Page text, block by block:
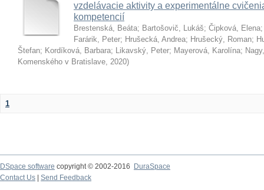
vzdelávacie aktivity a experimentálne
kompetencií
Brestenská, Beáta; Bartošovič, Lukáš; Čipková, Elena
Farárik, Peter; Hrušecká, Andrea; Hrušecký, Roman;
Štefan; Kordíková, Barbara; Likavský, Peter; Mayerová, Karolína;
Komenského v Bratislave, 2020)
1
DSpace software copyright © 2002-2016
DuraSpace
Contact Us
Send Feedback